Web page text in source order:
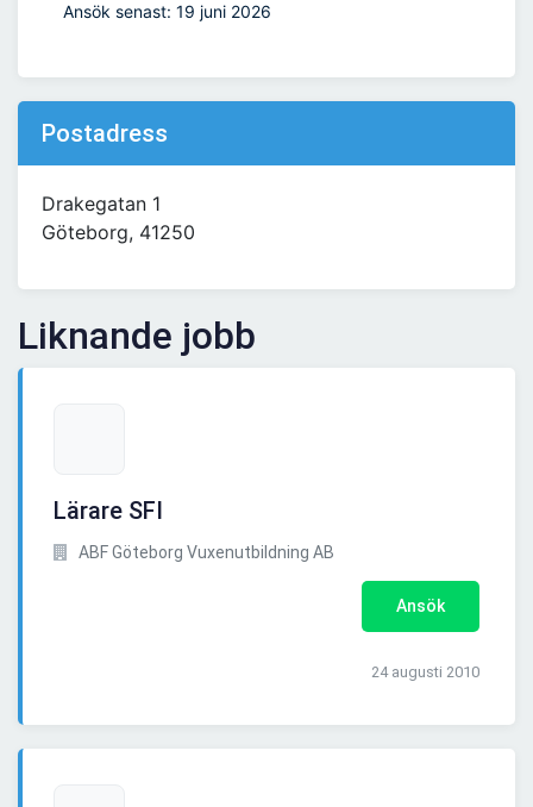
Ansök senast: 19 juni 2026
Postadress
Drakegatan 1
Göteborg, 41250
Liknande jobb
Lärare SFI
ABF Göteborg Vuxenutbildning AB
Ansök
24 augusti 2010